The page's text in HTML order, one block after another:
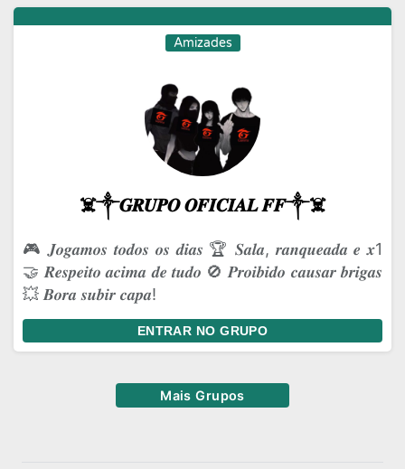
Amizades
☠️༒𝑮𝑹𝑼𝑷𝑶 𝑶𝑭𝑰𝑪𝑰𝑨𝑳 𝑭𝑭༒☠️
🎮 𝑱𝒐𝒈𝒂𝒎𝒐𝒔 𝒕𝒐𝒅𝒐𝒔 𝒐𝒔 𝒅𝒊𝒂𝒔 🏆 𝑺𝒂𝒍𝒂, 𝒓𝒂𝒏𝒒𝒖𝒆𝒂𝒅𝒂 𝒆 𝒙1
🤝 𝑹𝒆𝒔𝒑𝒆𝒊𝒕𝒐 𝒂𝒄𝒊𝒎𝒂 𝒅𝒆 𝒕𝒖𝒅𝒐 🚫 𝑷𝒓𝒐𝒊𝒃𝒊𝒅𝒐 𝒄𝒂𝒖𝒔𝒂𝒓 𝒃𝒓𝒊𝒈𝒂𝒔
💥 𝑩𝒐𝒓𝒂 𝒔𝒖𝒃𝒊𝒓 𝒄𝒂𝒑𝒂!
ENTRAR NO GRUPO
Mais Grupos